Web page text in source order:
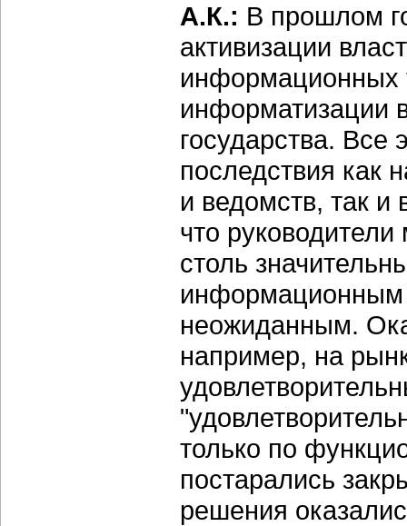
А.К.: В прошлом
активизации
информационных
информатизации
государства.
последствия как
и ведомств, так
что
столь
информационным
неожиданным.
например, на
только по
постарались
решения